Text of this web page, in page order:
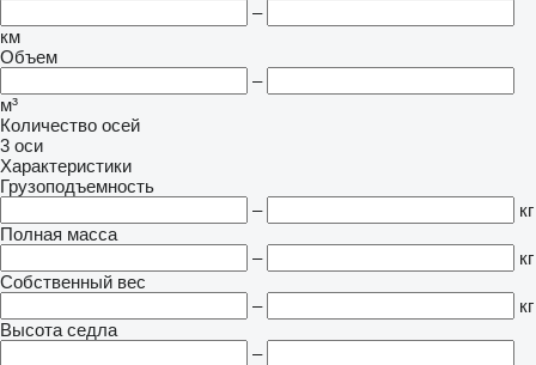
–
км
Объем
–
м³
Количество осей
3 оси
Характеристики
Грузоподъемность
–
кг
Полная масса
–
кг
Собственный вес
–
кг
Высота седла
–